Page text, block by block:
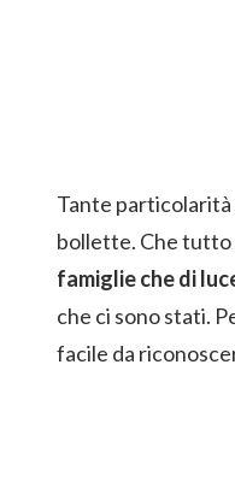
Tante
bollette. Che tutto
famiglie che di
che ci sono stati.
facile da